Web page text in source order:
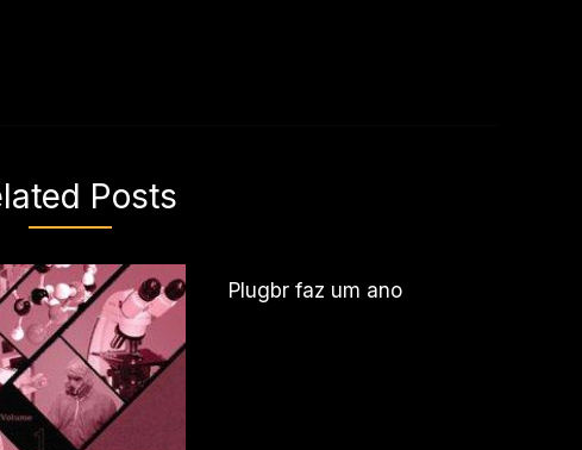
Posts
Plugbr faz um ano